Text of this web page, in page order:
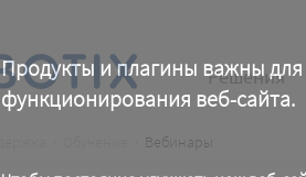
Продукты и плагины важны
функционирования веб-сайта.
Main
Решения
Вебинары